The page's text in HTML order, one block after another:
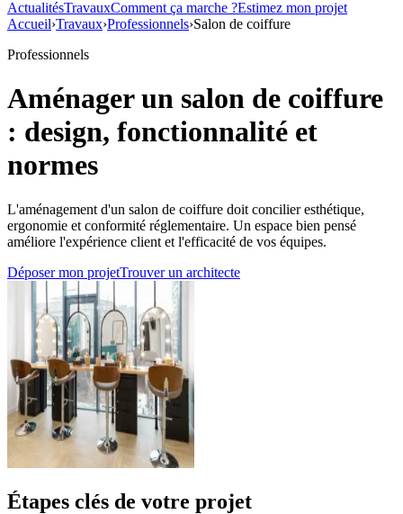
ActualitésTravauxComment ça marche ?Estimez mon projet
Accueil›Travaux›Professionnels›Salon de coiffure
Professionnels
Aménager un salon de coiffure
: design, fonctionnalité et
normes
L'aménagement d'un salon de coiffure doit concilier esthétique,
ergonomie et conformité réglementaire. Un espace bien pensé
améliore l'expérience client et l'efficacité de vos équipes.
Déposer mon projetTrouver un architecte
Étapes clés de votre projet